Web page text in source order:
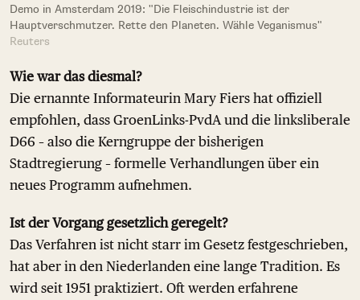
Demo in Amsterdam 2019: "Die Fleischindustrie ist der
Hauptverschmutzer. Rette den Planeten. Wähle Veganismus"
Reuters
Wie war das diesmal?
Die ernannte Informateurin Mary Fiers hat offiziell
empfohlen, dass GroenLinks-PvdA und die linksliberale
D66 – also die Kerngruppe der bisherigen
Stadtregierung – formelle Verhandlungen über ein
neues Programm aufnehmen.
Ist der Vorgang gesetzlich geregelt?
Das Verfahren ist nicht starr im Gesetz festgeschrieben,
hat aber in den Niederlanden eine lange Tradition. Es
wird seit 1951 praktiziert. Oft werden erfahrene